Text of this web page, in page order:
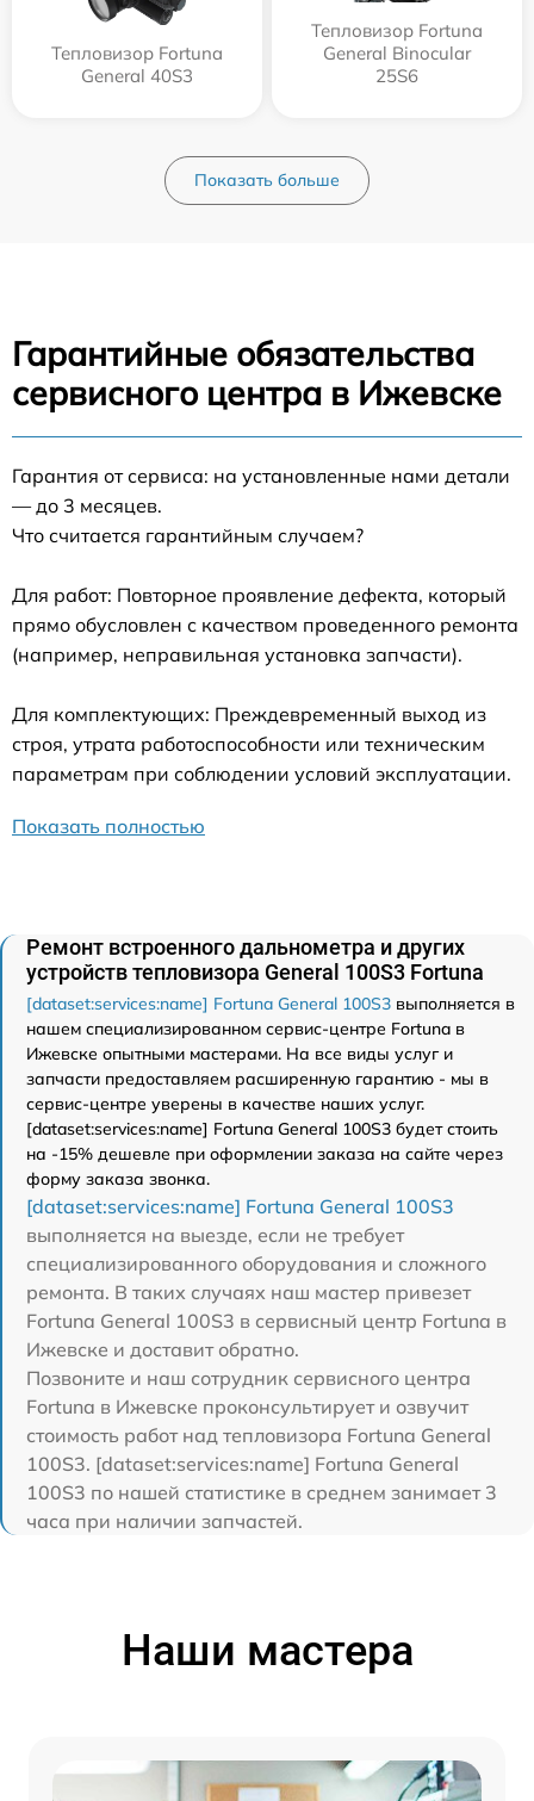
Тепловизор Fortuna
General 40S3
Тепловизор Fortuna
General Binocular
25S6
Показать больше
Гарантийные обязательства
сервисного центра в Ижевске
Гарантия от сервиса: на установленные нами детали
— до 3 месяцев.
Что считается гарантийным случаем?
Для работ: Повторное проявление дефекта, который
прямо обусловлен с качеством проведенного ремонта
(например, неправильная установка запчасти).
Для комплектующих: Преждевременный выход из
строя, утрата работоспособности или техническим
параметрам при соблюдении условий эксплуатации.
Показать полностью
Ремонт встроенного дальнометра и других
устройств тепловизора General 100S3 Fortuna
[dataset:services:name] Fortuna General 100S3 выполняется в
нашем специализированном сервис-центре Fortuna в
Ижевске опытными мастерами. На все виды услуг и
запчасти предоставляем расширенную гарантию - мы в
сервис-центре уверены в качестве наших услуг.
[dataset:services:name] Fortuna General 100S3 будет стоить
на -15% дешевле при оформлении заказа на сайте через
форму заказа звонка.
[dataset:services:name] Fortuna General 100S3
выполняется на выезде, если не требует
специализированного оборудования и сложного
ремонта. В таких случаях наш мастер привезет
Fortuna General 100S3 в сервисный центр Fortuna в
Ижевске и доставит обратно.
Позвоните и наш сотрудник сервисного центра
Fortuna в Ижевске проконсультирует и озвучит
стоимость работ над тепловизора Fortuna General
100S3. [dataset:services:name] Fortuna General
100S3 по нашей статистике в среднем занимает 3
часа при наличии запчастей.
Наши мастера